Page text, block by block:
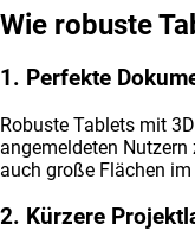
Wie robuste
1. Perfekte
Robuste Tablets mit
angemeldeten
auch große Flächen
2. Kürzere